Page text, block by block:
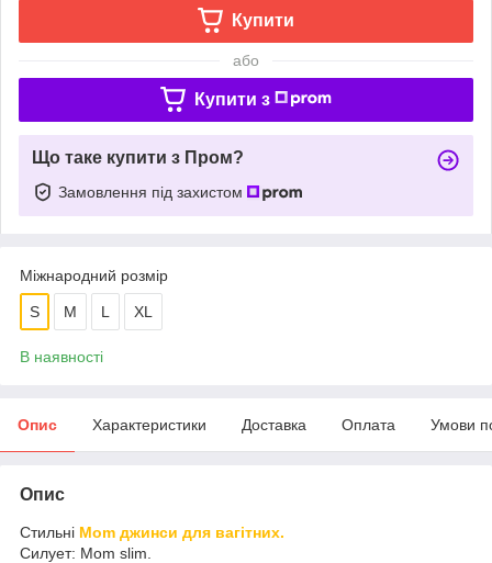
Купити
або
Купити з
Що таке купити з Пром?
Замовлення під захистом
Міжнародний розмір
S M L XL
В наявності
Опис Характеристики Доставка Оплата Умови
Опис
Стильні Mom джинси для вагітних.
Силует: Mom slim.